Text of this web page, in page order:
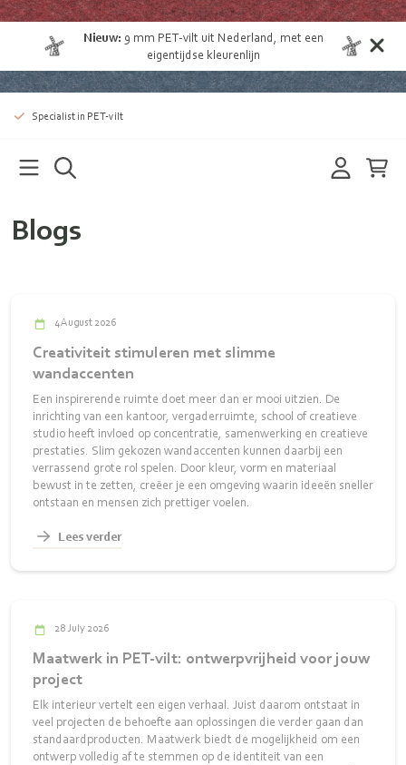
Nieuw: 9 mm PET-vilt uit Nederland , met een
eigentijdse kleurenlijn
Specialist in PET-vilt
Blogs
4 August 2026
Creativiteit stimuleren met slimme
wandaccenten
Een inspirerende ruimte doet meer dan er mooi uitzien. De
inrichting van een kantoor, vergaderruimte, school of creatieve
studio heeft invloed op concentratie, samenwerking en creatieve
prestaties. Slim gekozen wandaccenten kunnen daarbij een
verrassend grote rol spelen. Door kleur, vorm en materiaal
bewust in te zetten, creëer je een omgeving waarin ideeën sneller
ontstaan en mensen zich prettiger voelen.
Lees verder
28 July 2026
Maatwerk in PET-vilt: ontwerpvrijheid voor jouw
project
Elk interieur vertelt een eigen verhaal. Juist daarom ontstaat in
veel projecten de behoefte aan oplossingen die verder gaan dan
standaardproducten. Maatwerk biedt de mogelijkheid om een
ontwerp volledig af te stemmen op de identiteit van een